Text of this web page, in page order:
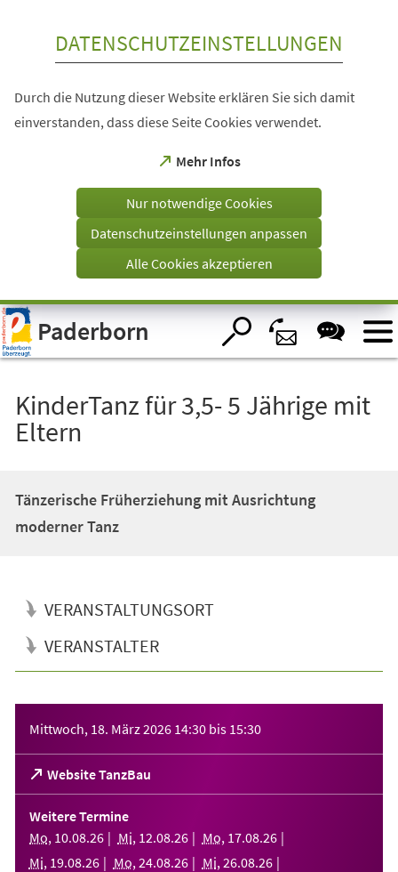
Visuelle
Assistenzsoftware
öffnen.
DATENSCHUTZEINSTELLUNGEN
Durch die Nutzung dieser Website erklären Sie sich damit
einverstanden, dass diese Seite Cookies verwendet.
Mehr Infos
(Öffnet
einem
Tab)
Nur notwendige Cookies
Datenschutzeinstellungen anpassen
Alle Cookies akzeptieren
Paderborn
KinderTanz für 3,5- 5 Jährige mit
Eltern
Tänzerische Früherziehung mit Ausrichtung
moderner Tanz
VERANSTALTUNGSORT
VERANSTALTER
Mittwoch, 18. März 2026 14:30 bis 15:30
Website TanzBau
(Öffnet
in
einem
neuen
Tab)
Weitere Termine
Mo, 10.08.26 Mi, 12.08.26 Mo, 17.08.26
Mi, 19.08.26 Mo, 24.08.26 Mi, 26.08.26